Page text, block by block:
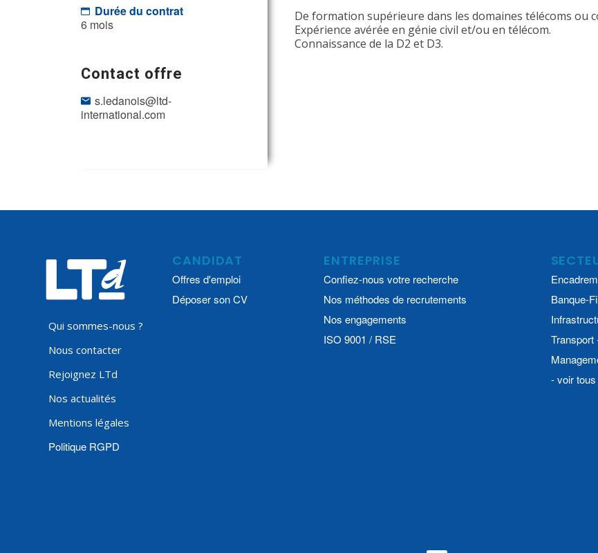
Durée du contrat
6 mois
Contact offre
s.ledanois@ltd-
international.com
De formation supérieure dans les domaines télécoms ou
Expérience avérée en génie civil et/ou en télécom.
Connaissance de la D2 et D3.
Qui sommes-nous ?
Nous contacter
Rejoignez LTd
Nos actualités
Mentions légales
Politique RGPD
CANDIDAT
Offres d'emploi
Déposer son CV
ENTREPRISE
Confiez-nous votre recherche
Nos méthodes de recrutements
Nos engagements
ISO 9001 / RSE
Banque-
Transport
- voir tous